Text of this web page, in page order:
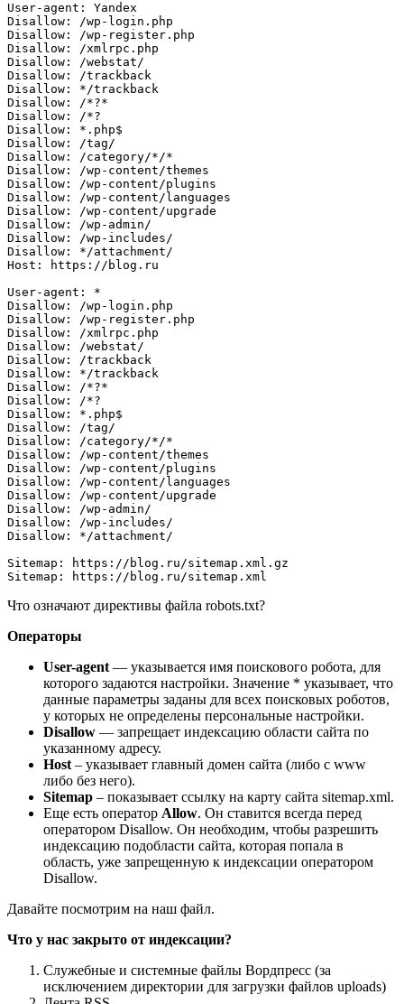
User-agent: Yandex
Disallow: /wp-login.php
Disallow: /wp-register.php
Disallow: /xmlrpc.php
Disallow: /webstat/
Disallow: /trackback
Disallow: */trackback
Disallow: /*?*
Disallow: /*?
Disallow: *.php$
Disallow: /tag/
Disallow: /category/*/*
Disallow: /wp-content/themes
Disallow: /wp-content/plugins
Disallow: /wp-content/languages
Disallow: /wp-content/upgrade
Disallow: /wp-admin/
Disallow: /wp-includes/
Disallow: */attachment/
Host: https://blog.ru
User-agent: *
Disallow: /wp-login.php
Disallow: /wp-register.php
Disallow: /xmlrpc.php
Disallow: /webstat/
Disallow: /trackback
Disallow: */trackback
Disallow: /*?*
Disallow: /*?
Disallow: *.php$
Disallow: /tag/
Disallow: /category/*/*
Disallow: /wp-content/themes
Disallow: /wp-content/plugins
Disallow: /wp-content/languages
Disallow: /wp-content/upgrade
Disallow: /wp-admin/
Disallow: /wp-includes/
Disallow: */attachment/
Sitemap: https://blog.ru/sitemap.xml.gz
Sitemap: https://blog.ru/sitemap.xml
Что означают директивы файла robots.txt?
Операторы
User-agent — указывается имя поискового робота, для
которого задаются настройки. Значение * указывает, что
данные параметры заданы для всех поисковых роботов,
у которых не определены персональные настройки.
Disallow — запрещает индексацию области сайта по
указанному адресу.
Host – указывает главный домен сайта (либо с www
либо без него).
Sitemap – показывает ссылку на карту сайта sitemap.xml.
Еще есть оператор Allow. Он ставится всегда перед
оператором Disallow. Он необходим, чтобы разрешить
индексацию подобласти сайта, которая попала в
область, уже запрещенную к индексации оператором
Disallow.
Давайте посмотрим на наш файл.
Что у нас закрыто от индексации?
Служебные и системные файлы Вордпресс (за
исключением директории для загрузки файлов uploads)